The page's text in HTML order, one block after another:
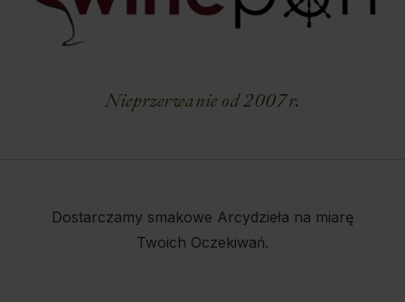
Nieprzerwanie od 2007 r.
Dostarczamy smakowe Arcydzieła na miarę
Twoich Oczekiwań.